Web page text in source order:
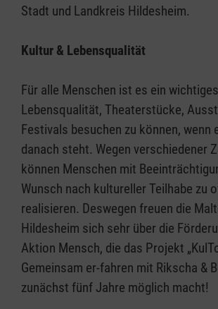
Stadt und Landkreis Hildesheim.
Kultur & Lebensqualität
Für alle Menschen ist es ein
Lebensqualität, Theaterstücke,
Festivals besuchen zu können, wenn
danach steht. Wegen verschiedener
können Menschen mit
Wunsch nach kultureller Teilhabe zu
realisieren. Deswegen freuen die
Hildesheim sich sehr über die
Aktion Mensch, die das Projekt
Gemeinsam er-fahren mit Rikscha &
zunächst fünf Jahre möglich macht!